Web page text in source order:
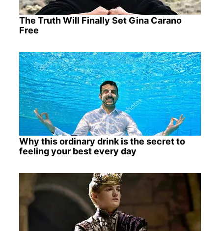
The Truth Will Finally Set Gina Carano
Free
Why this ordinary drink is the secret to
feeling your best every day